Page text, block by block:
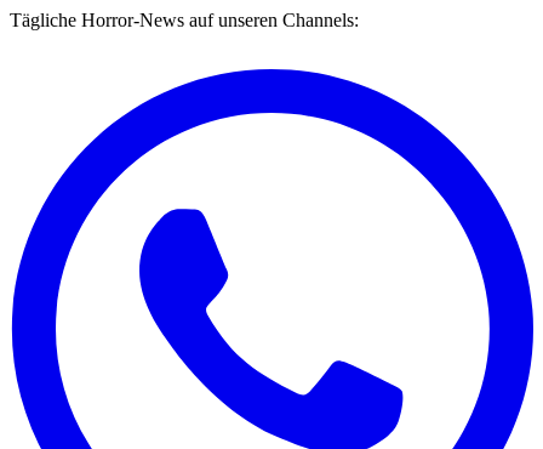
Tägliche Horror-News auf unseren Channels: